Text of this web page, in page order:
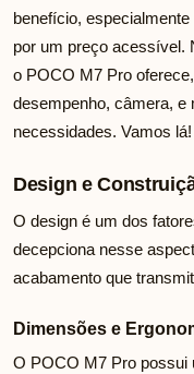
benefício,
por um preço acessível.
o POCO M7 Pro
desempenho, câmera, e
necessidades. Vamos lá!
Design e
O design é um dos
decepciona nesse
acabamento que
Dimensões e
O POCO M7 Pro possui